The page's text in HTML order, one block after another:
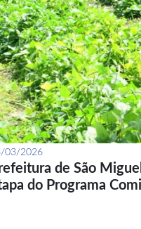
03/2026
de São
do Programa